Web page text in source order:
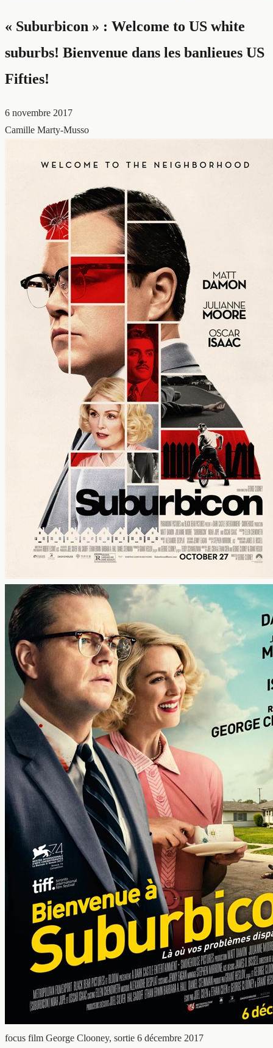
« Suburbicon » : Welcome to US white
suburbs! Bienvenue dans les banlieues US
Fifties!
6 novembre 2017
Camille Marty-Musso
focus film George Clooney, sortie 6 décembre 2017